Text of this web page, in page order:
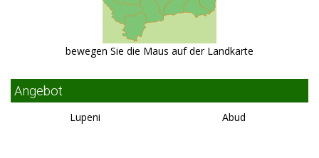
bewegen Sie die Maus auf der Landkarte
Angebot
Lupeni Abud